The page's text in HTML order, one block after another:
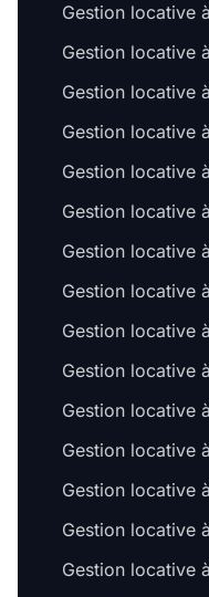
Gestion locative
Gestion locative
Gestion locative
Gestion locative
Gestion locative
Gestion locative
Gestion locative
Gestion locative
Gestion locative
Gestion locative
Gestion locative
Gestion locative
Gestion locative
Gestion locative
Gestion locative